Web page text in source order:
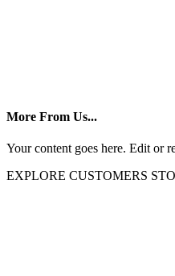
More From Us...
Your content goes here. Edit or
EXPLORE CUSTOMERS